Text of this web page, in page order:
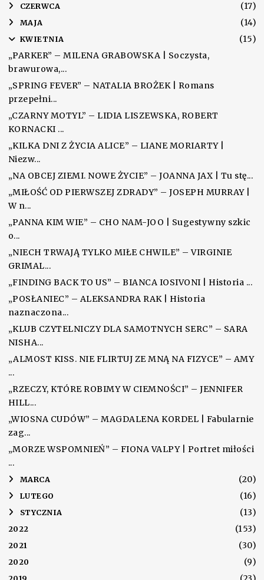
► CZERWCA (17)
► MAJA (14)
▼ KWIETNIA
(15)
„PARKER” – MILENA GRABOWSKA | Soczysta,
brawurowa,...
„SPRING FEVER” – NATALIA BROŻEK | Romans
przepełni...
„CZARNY MOTYL” – LIDIA LISZEWSKA, ROBERT
KORNACKI ...
„KILKA DNI Z ŻYCIA ALICE” – LIANE MORIARTY |
Niezw...
„NA OBCEJ ZIEMI. NOWE ŻYCIE” – JOANNA JAX | Tu stę...
„MIŁOŚĆ OD PIERWSZEJ ZDRADY” – JOSEPH MURRAY |
W n...
„PANNA KIM WIE” – CHO NAM-JOO | Sugestywny szkic
o...
„NIECH TRWAJĄ TYLKO MIŁE CHWILE” – VIRGINIE
GRIMAL...
„FINDING BACK TO US” – BIANCA IOSIVONI | Historia ...
„POSŁANIEC” – ALEKSANDRA RAK | Historia
naznaczona...
„KLUB CZYTELNICZY DLA SAMOTNYCH SERC” – SARA
NISHA...
„ALMOST KISS. NIE FLIRTUJ ZE MNĄ NA FIZYCE” – AMY
...
„RZECZY, KTÓRE ROBIMY W CIEMNOŚCI” – JENNIFER
HILL...
„WIOSNA CUDÓW” – MAGDALENA KORDEL | Fabularnie
zag...
„MORZE WSPOMNIEŃ” – FIONA VALPY | Portret miłości
...
► MARCA (20)
► LUTEGO (16)
► STYCZNIA (13)
2022 (153)
2021 (30)
2020 (9)